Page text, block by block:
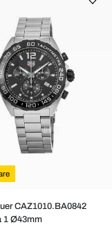
CAZ1010.BA0842
1 Ø43mm